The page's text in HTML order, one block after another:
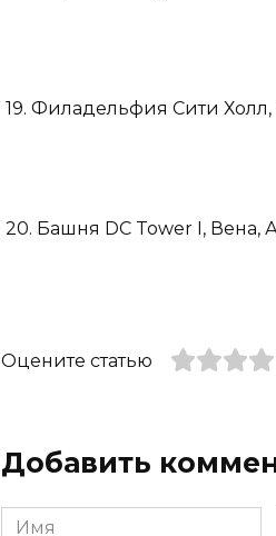
19. Филадельфия Сити
20. Башня DC Tower I, Вена,
Оцените статью
Добавить
Имя